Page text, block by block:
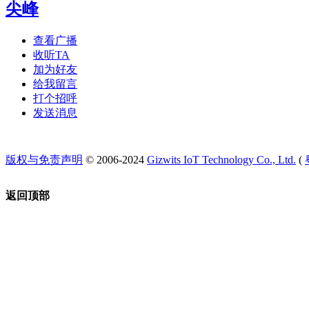
尖峰
查看广播
收听TA
加为好友
给我留言
打个招呼
发送消息
版权与免责声明 © 2006-2024 Gizwits IoT Technology Co., Ltd. (
返回顶部